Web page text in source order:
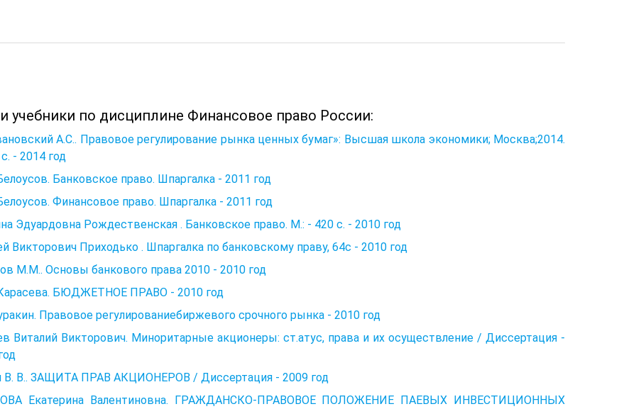
учебники по дисциплине Финансовое право России:
А.С.. Правовое регулирование рынка ценных бумаг»: Высшая школа экономики; Москва;2014.
- 2014 год
Банковское право. Шпаргалка - 2011 год
Финансовое право. Шпаргалка - 2011 год
Эдуардовна Рождественская . Банковское право. М.: - 420 с. - 2010 год
Викторович Приходько . Шпаргалка по банковскому праву, 64c - 2010 год
М.М.. Основы банкового права 2010 - 2010 год
БЮДЖЕТНОЕ ПРАВО - 2010 год
Правовое регулированиебиржевого срочного рынка - 2010 год
Виталий Викторович. Миноритарные акционеры: ст.атус, права и их осуществление / Диссертация -
В. В.. ЗАЩИТА ПРАВ АКЦИОНЕРОВ / Диссертация - 2009 год
Екатерина Валентиновна. ГРАЖДАНСКО-ПРАВОВОЕ ПОЛОЖЕНИЕ ПАЕВЫХ ИНВЕСТИЦИОННЫХ